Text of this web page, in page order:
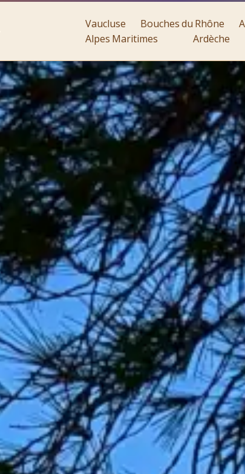
Vaucluse Bouches du Rhône
Alpes Maritimes
Ardèche